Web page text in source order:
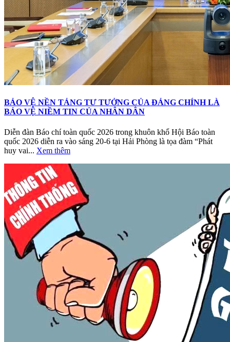
BẢO VỆ NỀN TẢNG TƯ TƯỞNG CỦA ĐẢNG CHÍNH LÀ
BẢO VỆ NIỀM TIN CỦA NHÂN DÂN
Diễn đàn Báo chí toàn quốc 2026 trong khuôn khổ Hội Báo toàn
quốc 2026 diễn ra vào sáng 20-6 tại Hải Phòng là tọa đàm “Phát
huy vai... Xem thêm